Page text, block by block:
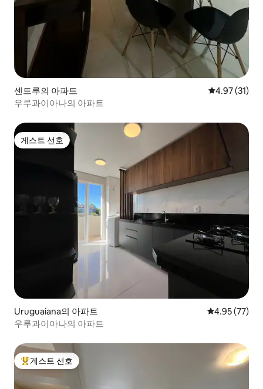
센트루의 아파트 평점 4.97점
4.97 (31)
우루과이아나의 아파트
게스트 선호
게스트 선호
Uruguaiana의 아파트 평점 4.95점(5
4.95 (77)
우루과이아나의 아파트
상위 게스트 선호
게스트 선호